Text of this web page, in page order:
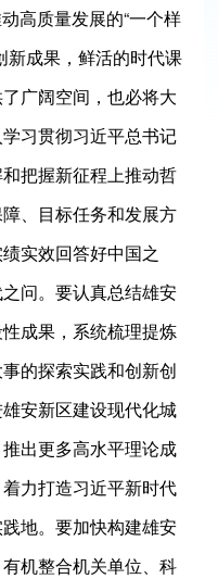
高质量发展的“一个样
新成果，鲜活的时代课
广阔空间，也必将大
习贯彻习近平总书记
把握新征程上推动哲
、目标任务和发展方
实效回答好中国之
问。要认真总结雄安
成果，系统梳理提炼
的探索实践和创新创
安新区建设现代化城
出更多高水平理论成
力打造习近平新时代
地。要加快构建雄安
机整合机关单位、科